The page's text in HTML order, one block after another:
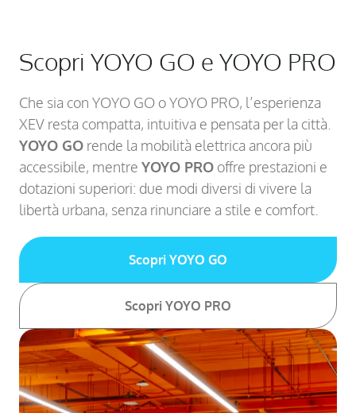
Scopri YOYO GO e YOYO PRO
Che sia con YOYO GO o YOYO PRO, l’esperienza
XEV resta compatta, intuitiva e pensata per la città.
YOYO GO rende la mobilità elettrica ancora più
accessibile, mentre YOYO PRO offre prestazioni e
dotazioni superiori: due modi diversi di vivere la
libertà urbana, senza rinunciare a stile e comfort.
Scopri YOYO GO
Scopri YOYO PRO